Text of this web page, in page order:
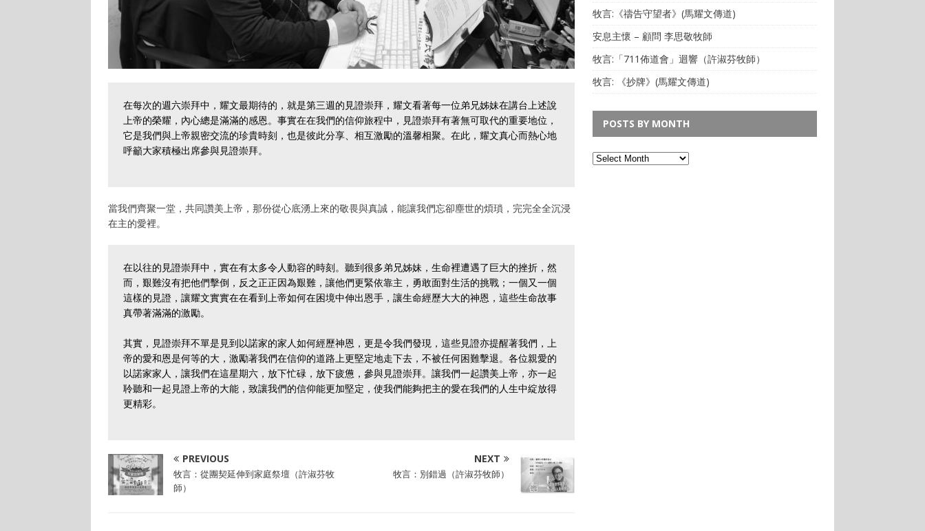
在每次的週六崇拜中，耀文最期待的，就是第三週的見證崇拜，耀文看著每一位弟兄姊妹在講台上述說
上帝的榮耀，內心總是滿滿的感恩。事實在在我們的信仰旅程中，見證崇拜有著無可取代的重要地位，
它是我們與上帝親密交流的珍貴時刻，也是彼此分享、相互激勵的溫馨相聚。在此，耀文真心而熱心地
呼籲大家積極出席參與見證崇拜。
當我們齊聚一堂，共同讚美上帝，那份從心底湧上來的敬畏與真誠，能讓我們忘卻塵世的煩瑣，完完全全沉浸
在主的愛裡。
在以往的見證崇拜中，實在有太多令人動容的時刻。聽到很多弟兄姊妹，生命裡遭遇了巨大的挫折，然
而，艱難沒有把他們擊倒，反之正正因為艱難，讓他們更緊依靠主，勇敢面對生活的挑戰；一個又一個
這樣的見證，讓耀文實實在在看到上帝如何在困境中伸出恩手，讓生命經歷大大的神恩，這些生命故事
真帶著滿滿的激勵。
其實，見證崇拜不單是見到以諾家的家人如何經歷神恩，更是令我們發現，這些見證亦提醒著我們，上
帝的愛和恩是何等的大，激勵著我們在信仰的道路上更堅定地走下去，不被任何困難擊退。各位親愛的
以諾家家人，讓我們在這星期六，放下忙碌，放下疲憊，參與見證崇拜。讓我們一起讚美上帝，亦一起
聆聽和一起見證上帝的大能，致讓我們的信仰能更加堅定，使我們能夠把主的愛在我們的人生中綻放得
更精彩。
PREVIOUS
牧言：從團契延伸到家庭祭壇（許淑芬牧
師）
NEXT
牧言：別錯過（許淑芬牧師）
牧言:《禱告守望者》(馬耀文傳道)
安息主懷 – 顧問 李思敬牧師
牧言:「711佈道會」迴響（許淑芬牧師）
牧言: 《抄牌》(馬耀文傳道)
POSTS BY MONTH